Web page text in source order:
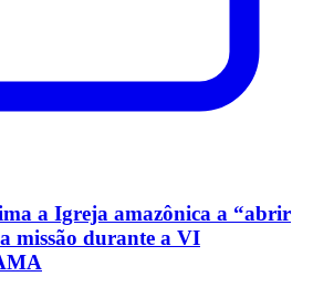
a Igreja amazônica a “abrir
missão durante a VI